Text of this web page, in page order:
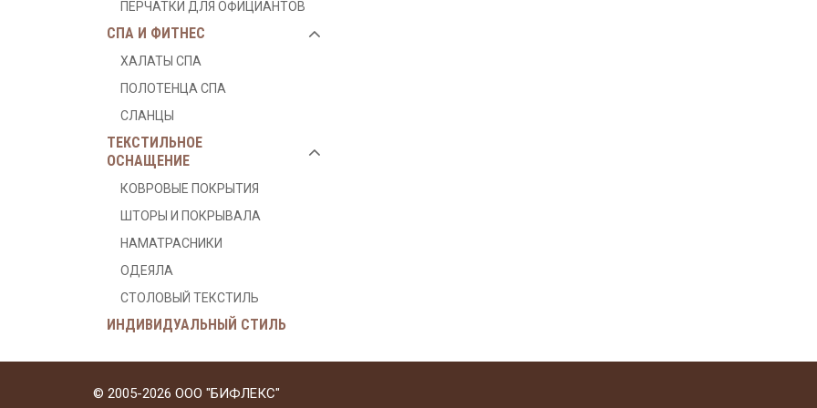
ПЕРЧАТКИ ДЛЯ ОФИЦИАНТОВ
СПА И ФИТНЕС
ХАЛАТЫ СПА
ПОЛОТЕНЦА СПА
СЛАНЦЫ
ТЕКСТИЛЬНОЕ
ОСНАЩЕНИЕ
КОВРОВЫЕ ПОКРЫТИЯ
ШТОРЫ И ПОКРЫВАЛА
НАМАТРАСНИКИ
ОДЕЯЛА
СТОЛОВЫЙ ТЕКСТИЛЬ
ИНДИВИДУАЛЬНЫЙ СТИЛЬ
© 2005-2026 ООО "БИФЛЕКС"